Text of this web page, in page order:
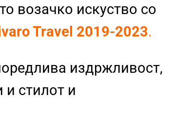
возачко искуство со
Travel 2019-2023.
издржливост,
и стилот и